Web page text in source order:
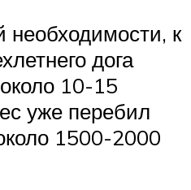
к
дога
10-15
уже перебил
1500-2000